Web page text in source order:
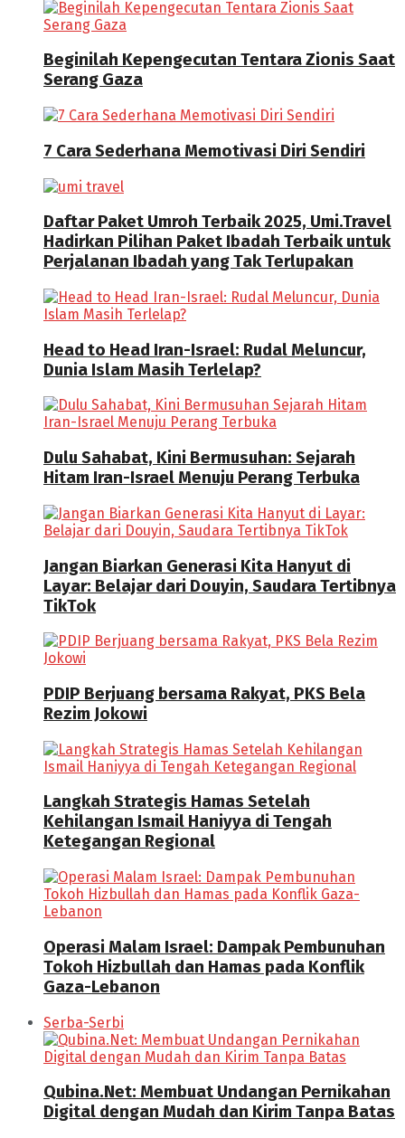
Beginilah Kepengecutan Tentara Zionis Saat
Serang Gaza
7 Cara Sederhana Memotivasi Diri Sendiri
Daftar Paket Umroh Terbaik 2025, Umi.Travel
Hadirkan Pilihan Paket Ibadah Terbaik untuk
Perjalanan Ibadah yang Tak Terlupakan
Head to Head Iran-Israel: Rudal Meluncur,
Dunia Islam Masih Terlelap?
Dulu Sahabat, Kini Bermusuhan: Sejarah
Hitam Iran-Israel Menuju Perang Terbuka
Jangan Biarkan Generasi Kita Hanyut di
Layar: Belajar dari Douyin, Saudara Tertibnya
TikTok
PDIP Berjuang bersama Rakyat, PKS Bela
Rezim Jokowi
Langkah Strategis Hamas Setelah
Kehilangan Ismail Haniyya di Tengah
Ketegangan Regional
Operasi Malam Israel: Dampak Pembunuhan
Tokoh Hizbullah dan Hamas pada Konflik
Gaza-Lebanon
Serba-Serbi
Qubina.Net: Membuat Undangan Pernikahan
Digital dengan Mudah dan Kirim Tanpa Batas